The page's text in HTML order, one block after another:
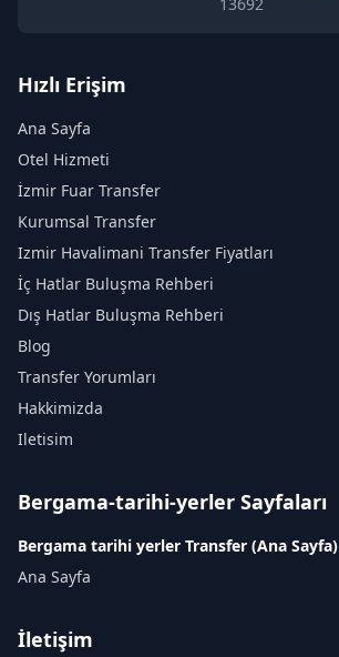
Hızlı Erişim
Ana Sayfa
Otel Hizmeti
İzmir Fuar Transfer
Kurumsal Transfer
Izmir Havalimani Transfer Fiyatları
İç Hatlar Buluşma Rehberi
Dış Hatlar Buluşma Rehberi
Blog
Transfer Yorumları
Hakkimizda
Iletisim
Bergama-tarihi-yerler Sayfaları
Bergama tarihi yerler Transfer (Ana Sayfa)
Ana Sayfa
İletişim